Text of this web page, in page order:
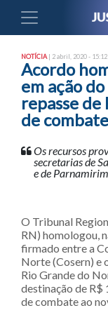
NOTÍCIA | 2 abril, 2020 - 15:12
Acordo
em ação
repasse de
de
Os recursos
secretarias de
e de
O Tribunal
RN) homologou,
firmado entre a
Norte (Cosern) e
Rio Grande do
destinação de R$
de combate ao